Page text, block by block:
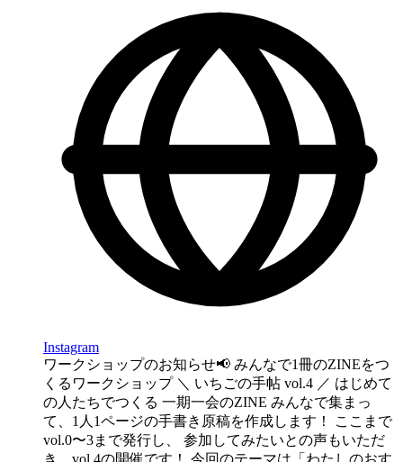
Instagram
ワークショップのお知らせ📢 みんなで1冊のZINEをつ
くるワークショップ ＼ いちごの手帖 vol.4 ／ はじめて
の人たちでつくる 一期一会のZINE みんなで集まっ
て、1人1ページの手書き原稿を作成します！ ここまで
vol.0〜3まで発行し、 参加してみたいとの声もいただ